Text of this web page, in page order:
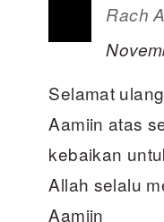
Rach
Selamat
Aamiin atas
kebaikan
Allah selalu
Aamiin